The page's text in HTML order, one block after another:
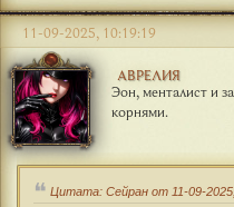
АВРЕЛИЯ
Эон, менталист и
корнями.
11-09-2025, 10:19:19
Цитата: Сейран от 11-09-